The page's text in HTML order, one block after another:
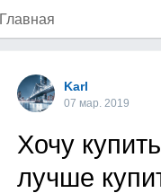
Главная
Karl
07 мар. 2019
Хочу
лучше